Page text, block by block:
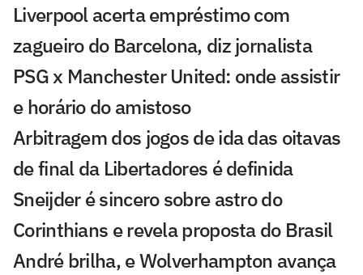
Liverpool acerta empréstimo com
zagueiro do Barcelona, diz jornalista
PSG x Manchester United: onde assistir
e horário do amistoso
Arbitragem dos jogos de ida das oitavas
de final da Libertadores é definida
Sneijder é sincero sobre astro do
Corinthians e revela proposta do Brasil
André brilha, e Wolverhampton avança